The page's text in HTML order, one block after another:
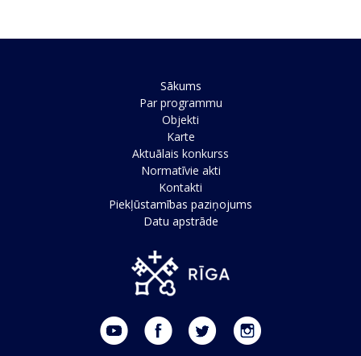
Sākums
Par programmu
Objekti
Karte
Aktuālais konkurss
Normatīvie akti
Kontakti
Piekļūstamības paziņojums
Datu apstrāde